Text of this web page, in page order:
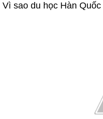
Vì sao du học Hàn Quốc